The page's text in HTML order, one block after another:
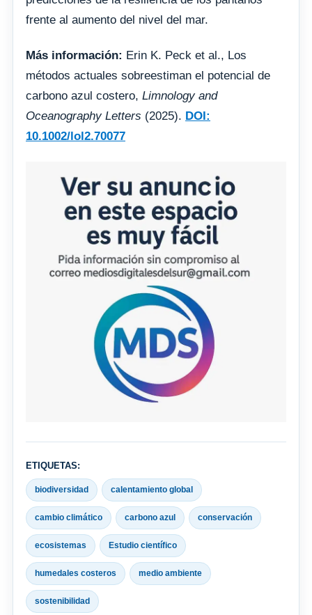
frente al aumento del nivel del mar.
Más información: Erin K. Peck et al., Los
métodos actuales sobreestiman el potencial de
carbono azul costero, Limnology and
Oceanography Letters (2025). DOI:
10.1002/lol2.70077
ETIQUETAS:
biodiversidad calentamiento global
cambio climático carbono azul conservación
ecosistemas Estudio científico
humedales costeros medio ambiente
sostenibilidad